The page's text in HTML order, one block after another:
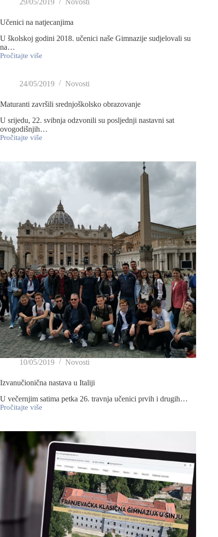
29/05/2019 Novosti
Učenici na natjecanjima
U školskoj godini 2018. učenici naše Gimnazije sudjelovali su
na…
Pročitajte više
24/05/2019 Novosti
Maturanti završili srednjoškolsko obrazovanje
U srijedu, 22. svibnja odzvonili su posljednji nastavni sat
ovogodišnjih…
Pročitajte više
10/05/2019 Novosti
Izvanučionična nastava u Italiji
U večernjim satima petka 26. travnja učenici prvih i drugih…
Pročitajte više